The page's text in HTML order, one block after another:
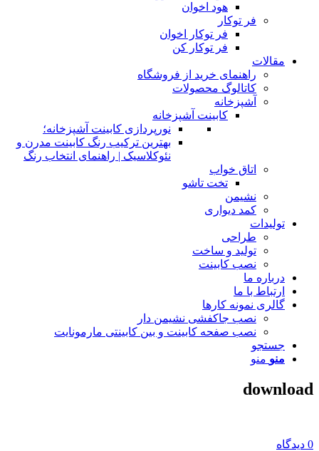
هود اخوان
فر توکار
فر توکار اخوان
فر توکار کن
مقالات
راهنمای خرید از فروشگاه
کاتالوگ محصولات
آشپزخانه
کابینت آشپزخانه
نورپردازی کابینت آشپزخانه؛
بهترین ترکیب رنگ کابینت مدرن و
نئوکلاسیک | راهنمای انتخاب رنگ
اتاق خواب
تخت تاشو
نشیمن
کمد دیواری
تولیدات
طراحی
تولید و ساخت
نصب کابینت
درباره ما
ارتباط با ما
گالری نمونه کارها
نصب جاکفشی نشیمن دار
نصب صفحه کابینت و بین کابینتی مارمونایت
جستجو
منو منو
download
0 دیدگاه